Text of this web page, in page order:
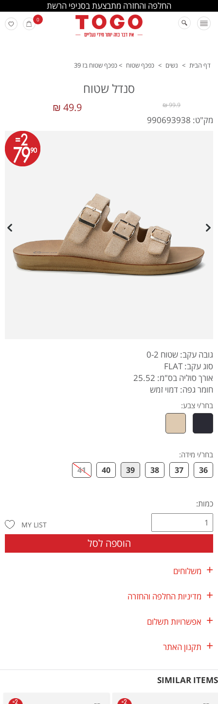
החלפה והחזרה מתבצעת בסניפי הרשת
0
דף הבית > נשים > כפכף שטוח >כפכף שטוח בז 39
סנדל שטוח
49.9 ₪ 99.9 ₪
מק"ט: 990693938
גובה עקב: שטוח 0-2
סוג עקב: FLAT
אורך סוליה בס"מ: 25.52
חומר גפה: דמוי זמש
בחר/י צבע:
בחר/י מידה:
36
37
38
39
40
41
כמות:
הוספה לסל
MY LIST
משלוחים
מדיניות החלפה והחזרה
אפשרויות תשלום
תקנון האתר
SIMILAR ITEMS